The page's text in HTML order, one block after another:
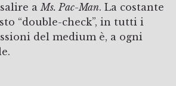
a Ms. Pac-Man. La costante
“double-check”, in tutti i
del medium è, a ogni